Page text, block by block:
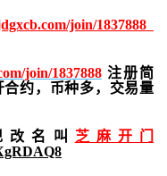
join/1837888
join/1837888注册简
约， 币种多，交易量
名叫 芝麻开门